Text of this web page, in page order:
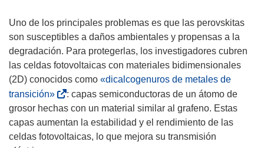
t
a
n
a
)
Uno de los principales problemas es que las perovskitas
son susceptibles a daños ambientales y propensas a la
degradación. Para protegerlas, los investigadores cubren
las celdas fotovoltaicas con materiales bidimensionales
(2D) conocidos como «dicalcogenuros de metales de
transición»(
s
e
a
: capas semiconductoras de un átomo de
grosor hechas con un material similar al grafeno. Estas
capas aumentan la estabilidad y el rendimiento de las
celdas fotovoltaicas, lo que mejora su transmisión